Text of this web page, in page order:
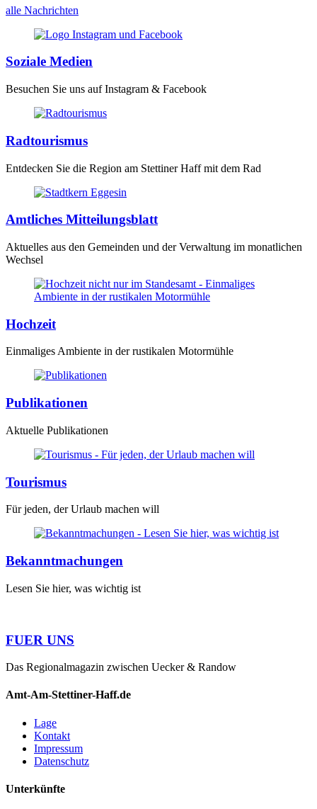
alle Nachrichten
Soziale Medien
Besuchen Sie uns auf Instagram & Facebook
Radtourismus
Entdecken Sie die Region am Stettiner Haff mit dem Rad
Amtliches Mitteilungsblatt
Aktuelles aus den Gemeinden und der Verwaltung im monatlichen
Wechsel
Hochzeit
Einmaliges Ambiente in der rustikalen Motormühle
Publikationen
Aktuelle Publikationen
Tourismus
Für jeden, der Urlaub machen will
Bekanntmachungen
Lesen Sie hier, was wichtig ist
FUER UNS
Das Regionalmagazin zwischen Uecker & Randow
Amt-Am-Stettiner-Haff.de
Lage
Kontakt
Impressum
Datenschutz
Unterkünfte